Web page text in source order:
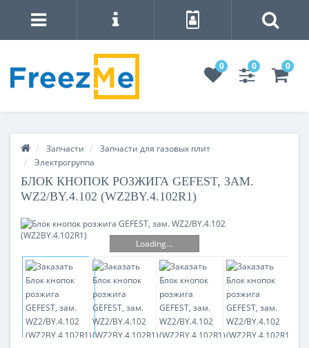
0 0 0
Запчасти
Запчасти для газовых плит
Электрогруппа
БЛОК КНОПОК РОЗЖИГА GEFEST, ЗАМ.
WZ2/BY.4.102 (WZ2BY.4.102R1)
Loading...